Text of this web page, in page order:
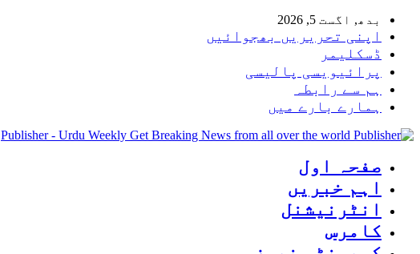
بدھ, اگست 5, 2026
اپنی تحریریں بھجوائیں
ڈسکلیمر
پرائیویسی پالیسی
ہم سے رابطہ
ہمارے بارے میں
Publisher - Urdu Weekly Get Breaking News from all over the world
صفحہ اول
اہم خبریں
انٹرنیشنل
کامرس